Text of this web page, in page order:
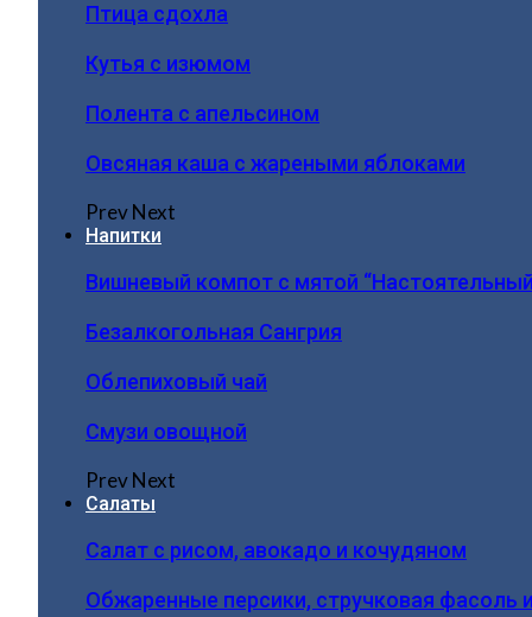
Птица сдохла
Кутья с изюмом
Полента с апельсином
Овсяная каша с жареными яблоками
PrevNext
Напитки
Вишневый компот с мятой
Безалкогольная Сангрия
Облепиховый чай
Смузи овощной
PrevNext
Салаты
Салат с рисом, авокадо и кочудяном
Обжаренные персики, стручковая фасоль